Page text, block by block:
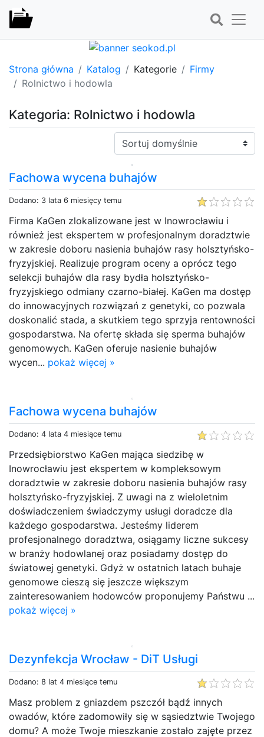
Strona główna Katalog Kategorie
Firmy
Rolnictwo i hodowla
Kategoria: Rolnictwo i hodowla
Sortuj:
Fachowa wycena buhajów
Dodano: 3 lata 6 miesięcy temu
Firma KaGen zlokalizowane jest w Inowrocławiu i
również jest ekspertem w profesjonalnym doradztwie
w zakresie doboru nasienia buhajów rasy holsztyńsko-
fryzyjskiej. Realizuje program oceny a oprócz tego
selekcji buhajów dla rasy bydła holsztyńsko-
fryzyjskiego odmiany czarno-białej. KaGen ma dostęp
do innowacyjnych rozwiązań z genetyki, co pozwala
doskonalić stada, a skutkiem tego sprzyja rentowności
gospodarstwa. Na ofertę składa się sperma buhajów
genomowych. KaGen oferuje nasienie buhajów
wycen... pokaż więcej »
Fachowa wycena buhajów
Dodano: 4 lata 4 miesiące temu
Przedsiębiorstwo KaGen mająca siedzibę w
Inowrocławiu jest ekspertem w kompleksowym
doradztwie w zakresie doboru nasienia buhajów rasy
holsztyńsko-fryzyjskiej. Z uwagi na z wieloletnim
doświadczeniem świadczymy usługi doradcze dla
każdego gospodarstwa. Jesteśmy liderem
profesjonalnego doradztwa, osiągamy liczne sukcesy
w branży hodowlanej oraz posiadamy dostęp do
światowej genetyki. Gdyż w ostatnich latach buhaje
genomowe cieszą się jeszcze większym
zainteresowaniem hodowców proponujemy Państwu ...
pokaż więcej »
Dezynfekcja Wrocław - DiT Usługi
Dodano: 8 lat 4 miesiące temu
Masz problem z gniazdem pszczół bądź innych
owadów, które zadomowiły się w sąsiedztwie Twojego
domu? A może Twoje mieszkanie zostało zajęte przez